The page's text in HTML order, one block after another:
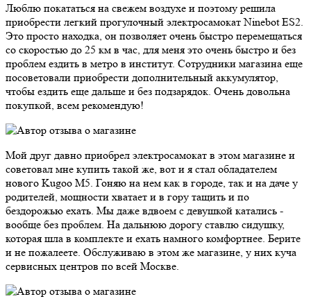
Люблю покататься на свежем воздухе и поэтому решила
приобрести легкий прогулочный электросамокат Ninebot ES2.
Это просто находка, он позволяет очень быстро перемещаться
со скоростью до 25 км в час, для меня это очень быстро и без
проблем ездить в метро в институт. Сотрудники магазина еще
посоветовали приобрести дополнительный аккумулятор,
чтобы ездить еще дальше и без подзарядок. Очень довольна
покупкой, всем рекомендую!
Мой друг давно приобрел электросамокат в этом магазине и
советовал мне купить такой же, вот и я стал обладателем
нового Kugoo M5. Гоняю на нем как в городе, так и на даче у
родителей, мощности хватает и в гору тащить и по
бездорожью ехать. Мы даже вдвоем с девушкой катались -
вообще без проблем. На дальнюю дорогу ставлю сидушку,
которая шла в комплекте и ехать намного комфортнее. Берите
и не пожалеете. Обслуживаю в этом же магазине, у них куча
сервисных центров по всей Москве.